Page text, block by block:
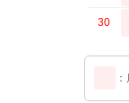
30